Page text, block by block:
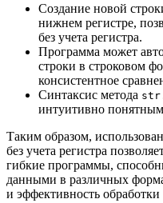
Создание новой
нижнем регистре,
без учета регистра.
Программа может
строки в строковом
консистентное
Синтаксис метода
интуитивно понятным
Таким образом,
без учета регистра
гибкие программы,
данными в различных
и эффективность